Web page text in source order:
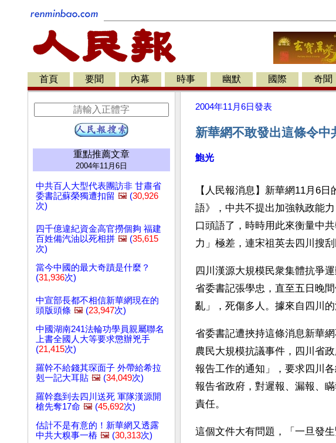
首頁 要聞 內幕 時事 幽默 國際 奇聞
重點推薦文章
2004年11月6日
中共百人大型代表團訪非 甘肅省
委書記蘇榮獨遭扣留 🖼️ (30,926
次)
四千億違紀資金高官撈個夠 福建
百姓備汽油以死相拼 🖼️ (35,615
次)
當今中國的最大奇蹟是什麼？
(31,936次)
中宣部長都不相信新華網現在的
頭版頭條 🖼️ (23,947次)
中國湖南241法輪功學員親屬聯名
上書全國人大等要求懲辦兇手
(21,415次)
羅幹不給錢其琛面子 外帶給希拉
剋一記大耳貼 🖼️ (34,049次)
羅幹蠢到去四川送死 軍隊漢源開
槍先奪17命 🖼️ (45,692次)
估計不是有意的！新華網又透露
中共大糗事一樁 🖼️ (30,313次)
2004年11月6日發表
新華網不敢發出這條令中
鮑光
【人民報消息】新華網11月6
語》，中共不提出加強執政能
口頭語了，時時用此來衡量中
力」極差，連宋祖英去四川搜
四川漢源大規模民衆集體抗爭
省委書記張學忠，直至五日晚
亂」，死傷多人。據來自四川
省委書記遭挾持這條消息新華
農民大規模抗議事件，四川省
報告工作的通知」，要求四川
報告省政府，對遲報、漏報、
責任。
這個文件大有問題，「一旦發